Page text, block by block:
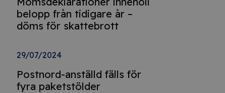
belopp från tidigare år –
döms för skattebrott
29/07/2024
Postnord-anställd fälls för
fyra paketstölder